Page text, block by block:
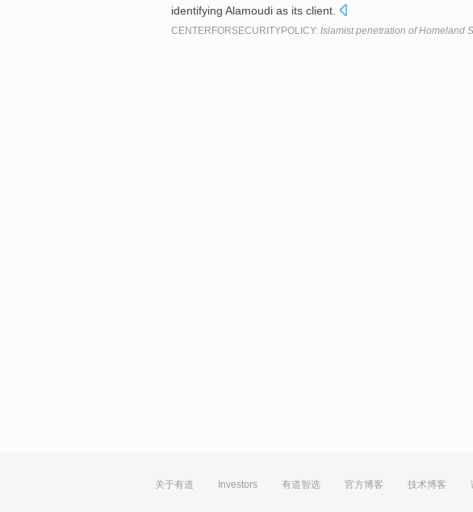
identifying Alamoudi as its client.
CENTERFORSECURITYPOLICY: Islamist penetration of Homeland
关于有道 Investors 有道智选 官方博客 技术博客